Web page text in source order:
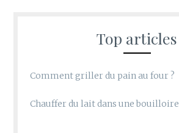
Top articles
Comment griller du pain au four ?
Chauffer du lait dans une bouilloire